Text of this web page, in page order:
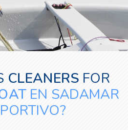
CLEANERS FOR
EN SADAMAR